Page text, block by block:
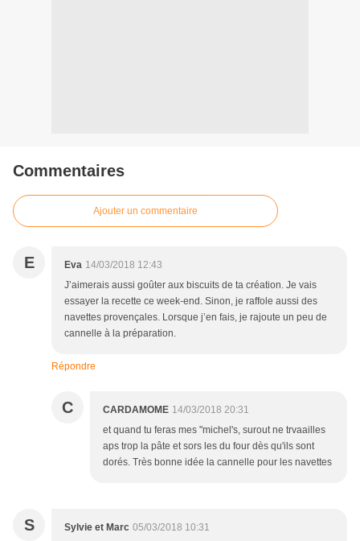
Commentaires
Ajouter un commentaire
E Eva 14/03/2018 12:43
J’aimerais aussi goûter aux biscuits de ta création. Je vais
essayer la recette ce week-end. Sinon, je raffole aussi des
navettes provençales. Lorsque j’en fais, je rajoute un peu de
cannelle à la préparation.
Répondre
C CARDAMOME 14/03/2018 20:31
et quand tu feras mes "michel's, surout ne trvaailles
aps trop la pâte et sors les du four dès qu'ils sont
dorés. Très bonne idée la cannelle pour les navettes
S Sylvie et Marc 05/03/2018 10:31